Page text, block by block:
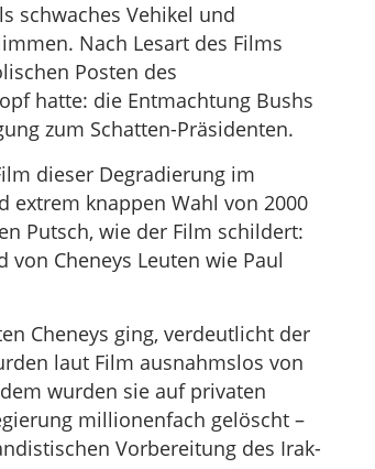
schwaches Vehikel und
Nach Lesart des Films
Posten des
hatte: die Entmachtung Bushs
zum Schatten-Präsidenten.
dieser Degradierung im
extrem knappen Wahl von 2000
Putsch, wie der Film schildert:
Cheneys Leuten wie Paul
Cheneys ging, verdeutlicht der
laut Film ausnahmslos von
wurden sie auf privaten
millionenfach gelöscht –
Vorbereitung des Irak-